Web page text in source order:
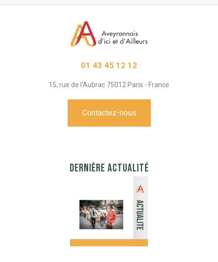
01 43 45 12 12
15, rue de l'Aubrac 75012 Paris - France
Contactez-nous
DERNIÈRE ACTUALITÉ